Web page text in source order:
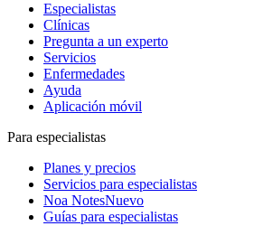
Especialistas
Clínicas
Pregunta a un experto
Servicios
Enfermedades
Ayuda
Aplicación móvil
Para especialistas
Planes y precios
Servicios para especialistas
Noa NotesNuevo
Guías para especialistas